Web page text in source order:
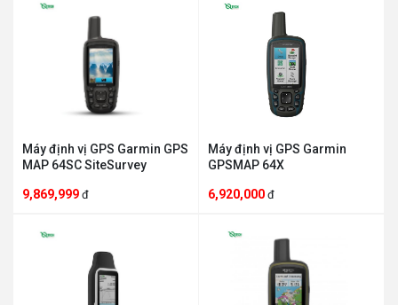
Máy định vị GPS Garmin GPS
MAP 64SC SiteSurvey
9,869,999 đ
Máy định vị GPS Garmin
GPSMAP 64X
6,920,000 đ